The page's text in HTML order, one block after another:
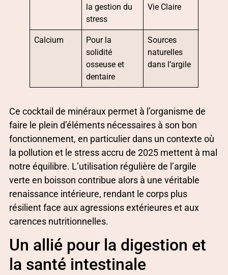
la gestion du
stress
Vie Claire
Calcium
Pour la
solidité
osseuse et
dentaire
Sources
naturelles
dans l’argile
Ce cocktail de minéraux permet à l’organisme de
faire le plein d’éléments nécessaires à son bon
fonctionnement, en particulier dans un contexte où
la pollution et le stress accru de 2025 mettent à mal
notre équilibre. L’utilisation régulière de l’argile
verte en boisson contribue alors à une véritable
renaissance intérieure, rendant le corps plus
résilient face aux agressions extérieures et aux
carences nutritionnelles.
Un allié pour la digestion et
la santé intestinale